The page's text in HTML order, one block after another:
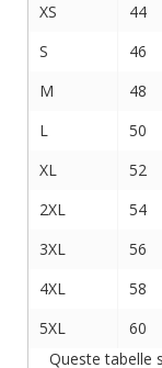
XS
44
S
46
M
48
L
50
XL
52
2XL
54
3XL
56
4XL
58
5XL
60
Queste tabelle